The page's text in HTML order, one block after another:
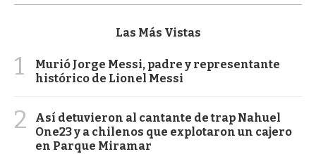
Las Más Vistas
1
Murió Jorge Messi, padre y representante
histórico de Lionel Messi
2
Así detuvieron al cantante de trap Nahuel
One23 y a chilenos que explotaron un cajero
en Parque Miramar